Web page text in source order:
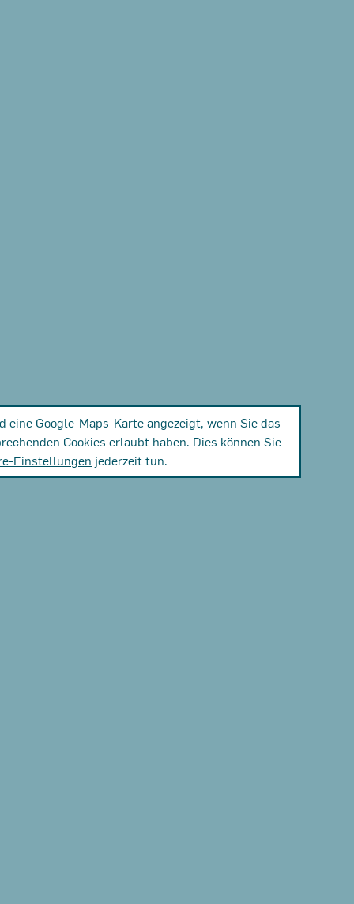
eine Google-Maps-Karte angezeigt, wenn Sie das
Cookies erlaubt haben. Dies können Sie
Einstellungen jederzeit tun.